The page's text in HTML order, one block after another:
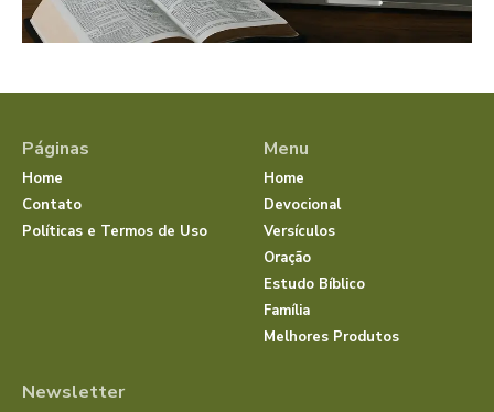
Páginas
Home
Contato
Políticas e Termos de Uso
Menu
Home
Devocional
Versículos
Oração
Estudo Bíblico
Família
Melhores Produtos
Newsletter